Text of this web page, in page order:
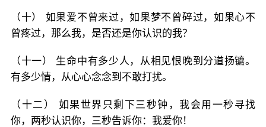
（十） 如果爱不曾来过，如果梦不曾碎过，如果心不
曾疼过，那么我，是否还是你认识的我？
（十一） 生命中有多少人，从相见恨晚到分道扬镳。
有多少情，从心心念念到不敢打扰。
（十二） 如果世界只剩下三秒钟，我会用一秒寻找
你，两秒认识你，三秒告诉你：我爱你！